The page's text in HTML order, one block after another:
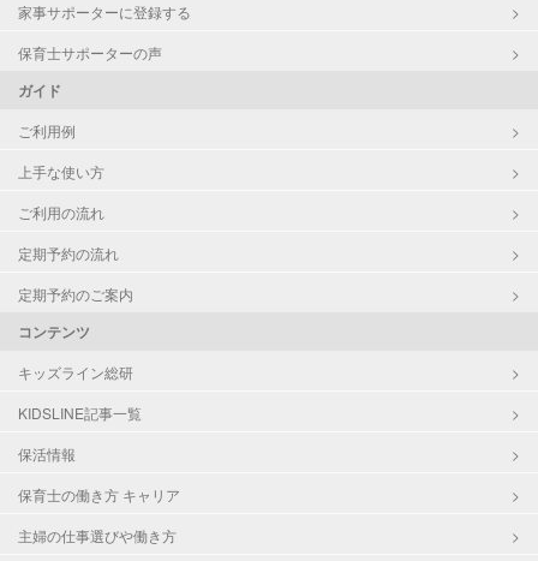
家事サポーターに登録する
保育士サポーターの声
ガイド
ご利用例
上手な使い方
ご利用の流れ
定期予約の流れ
定期予約のご案内
コンテンツ
キッズライン総研
KIDSLINE記事一覧
保活情報
保育士の働き方 キャリア
主婦の仕事選びや働き方